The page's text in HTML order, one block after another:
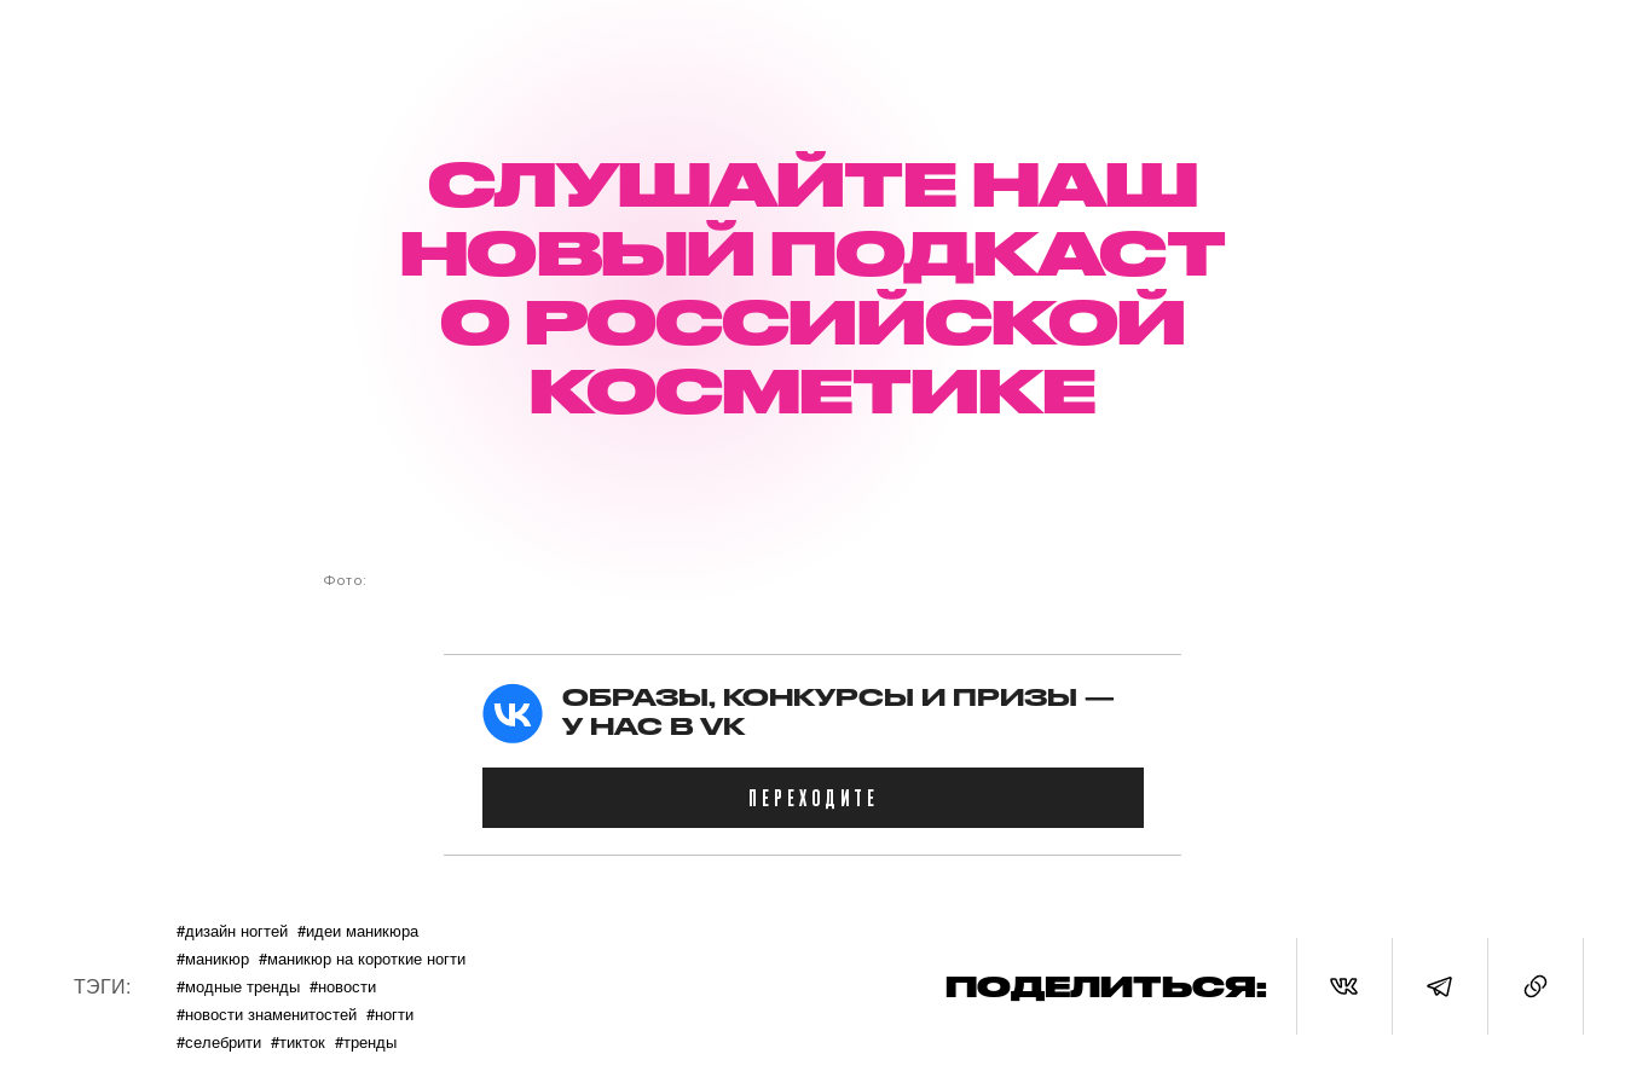
СЛУШАЙТЕ НАШ
НОВЫЙ ПОДКАСТ
О РОССИЙСКОЙ
КОСМЕТИКЕ
Фото:
ОБРАЗЫ, КОНКУРСЫ И ПРИЗЫ —
У НАС В VK
ПЕРЕХОДИТЕ
ТЭГИ:
#дизайн ногтей #идеи маникюра
#маникюр #маникюр на короткие ногти
#модные тренды #новости
#новости знаменитостей #ногти
#селебрити #тикток #тренды
ПОДЕЛИТЬСЯ: